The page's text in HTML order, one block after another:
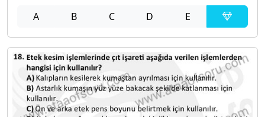
A B C D E